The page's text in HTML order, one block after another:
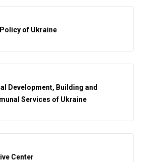
of Ukraine
Development, Building and
Services of Ukraine
Center